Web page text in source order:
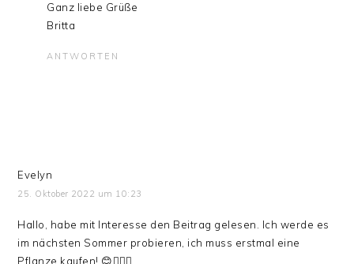
Ganz liebe Grüße
Britta
ANTWORTEN
Evelyn
25. Oktober 2022 um 10:23
Hallo, habe mit Interesse den Beitrag gelesen. Ich werde es
im nächsten Sommer probieren, ich muss erstmal eine
Pflanze kaufen! 😊🙋🏻‍♀️